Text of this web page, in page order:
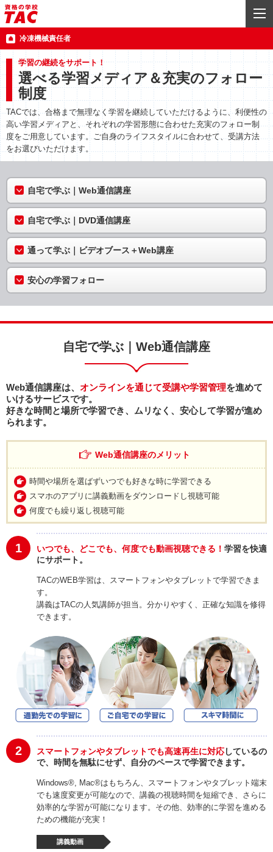
冷凍機械責任者
学習の継続をサポート！
選べる学習メディア＆充実のフォロー
制度
TACでは、合格まで無理なく学習を継続していただけるように、利便性の
高い学習メディアと、それぞれの学習形態に合わせた充実のフォロー制
度をご用意しています。ご自身のライフスタイルに合わせて、受講方法
をお選びいただけます。
自宅で学ぶ｜Web通信講座
自宅で学ぶ｜DVD通信講座
通って学ぶ｜ビデオブース＋Web講座
安心の学習フォロー
自宅で学ぶ｜Web通信講座
Web通信講座は、 オンラインを通じて受講や学習管理を進めて
いけるサービスです。
好きな時間と場所で学習でき、 ムリなく、安心して学習が進め
られます。
Web通信講座のメリット
時間や場所を選ばずいつでも好きな時に学習できる
スマホのアプリに講義動画をダウンロードし視聴可能
何度でも繰り返し視聴可能
1 いつでも、どこでも、何度でも動画視聴できる！ 学習を快適
にサポート。
TACのWEB学習は、スマートフォンやタブレットで学習できま
す。
講義はTACの人気講師が担当。分かりやすく、正確な知識を修得
できます。
2 スマートフォンやタブレットでも高速再生に対応しているの
で、時間を無駄にせず、自分のペースで学習できます。
Windows®, Mac®はもちろん、スマートフォンやタブレット端末
でも速度変更が可能なので、講義の視聴時間を短縮でき、さらに
効率的な学習が可能になります。その他、効率的に学習を進める
ための機能が充実！
講義動画